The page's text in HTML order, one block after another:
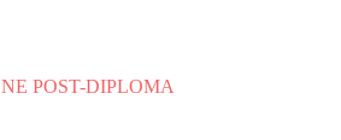
POST-DIPLOMA